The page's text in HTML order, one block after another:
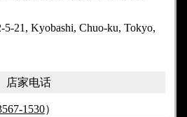
21, Kyobashi, Chuo-ku, Tokyo,
店家电话
1530）